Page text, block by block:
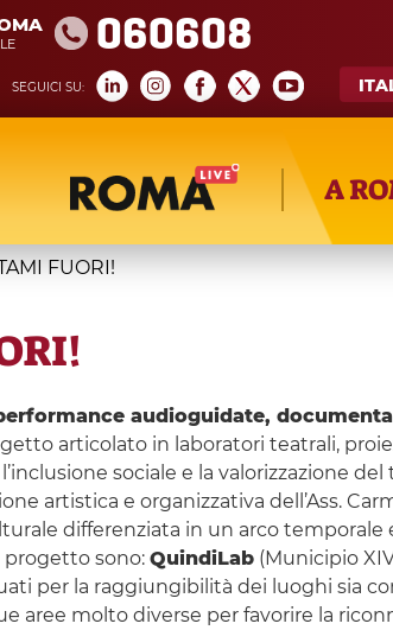
060608
SEGUICI SU:
A
FUORI!
audioguidate,
articolato in laboratori teatrali,
sociale e la valorizzazione
artistica e organizzativa dell’Ass.
differenziata in un arco
progetto sono: QuindiLab(Municipio
per la raggiungibilità dei luoghi sia
aree molto diverse per favorire la